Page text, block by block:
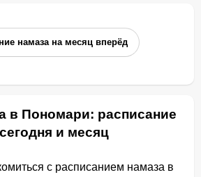
намаза на месяц вперёд
в Пономари: расписание
и месяц
с расписанием намаза в